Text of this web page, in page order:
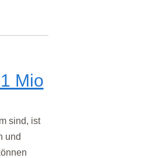
Mio
sind, ist
und